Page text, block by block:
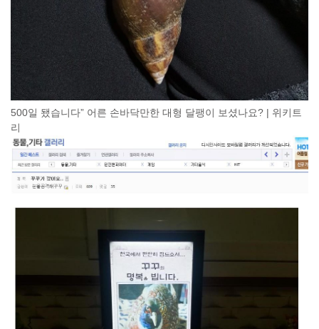
500일 됐습니다” 어른 손바닥만한 대형 달팽이 보셨나요? | 위키트
리